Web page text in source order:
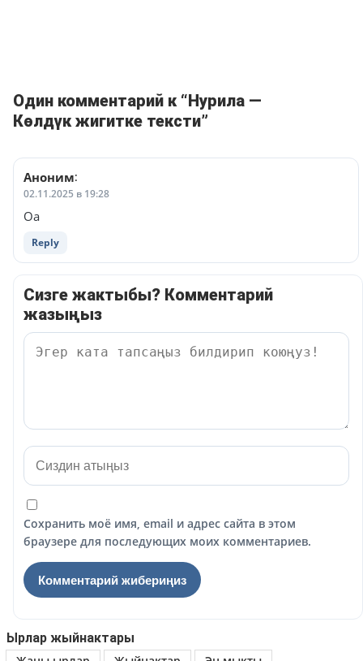
Один комментарий к “Нурила —
Көлдүк жигитке тексти”
Аноним:
02.11.2025 в 19:28
Оа
Reply
Сизге жактыбы? Комментарий
жазыңыз
Сохранить моё имя, email и адрес сайта в этом
браузере для последующих моих комментариев.
Ырлар жыйнактары